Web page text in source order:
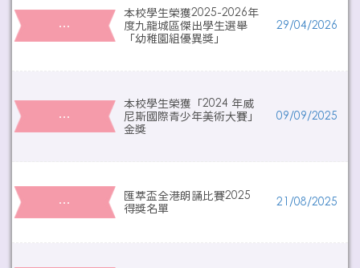
…
本校學生榮獲2025-2026年
度九龍城區傑出學生選舉
「幼稚園組優異獎」
29/04/2026
…
本校學生榮獲「2024 年威
尼斯國際青少年美術大賽」
金獎
09/09/2025
…
匯萃盃全港朗誦比賽2025
得獎名單
21/08/2025